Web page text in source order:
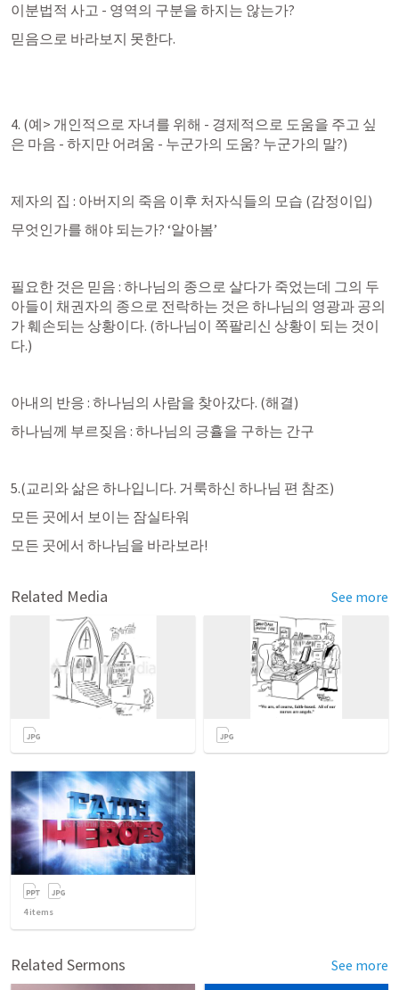
이분법적 사고 - 영역의 구분을 하지는 않는가?
믿음으로 바라보지 못한다.
4. (예> 개인적으로 자녀를 위해 - 경제적으로 도움을 주고 싶
은 마음 - 하지만 어려움 - 누군가의 도움? 누군가의 말?)
제자의 집 : 아버지의 죽음 이후 처자식들의 모습 (감정이입)
무엇인가를 해야 되는가? ‘알아봄’
필요한 것은 믿음 : 하나님의 종으로 살다가 죽었는데 그의 두
아들이 채권자의 종으로 전락하는 것은 하나님의 영광과 공의
가 훼손되는 상황이다. (하나님이 쪽팔리신 상황이 되는 것이
다.)
아내의 반응 : 하나님의 사람을 찾아갔다. (해결)
하나님께 부르짖음 : 하나님의 긍휼을 구하는 간구
5.(교리와 삶은 하나입니다. 거룩하신 하나님 편 참조)
모든 곳에서 보이는 잠실타워
모든 곳에서 하나님을 바라보라!
Related Media See more
4items
Related Sermons See more